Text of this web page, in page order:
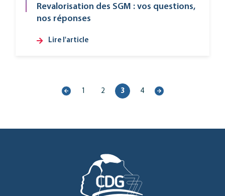
Revalorisation des SGM : vos questions,
nos réponses
Lire l'article
Page
1 2 3 4
Page